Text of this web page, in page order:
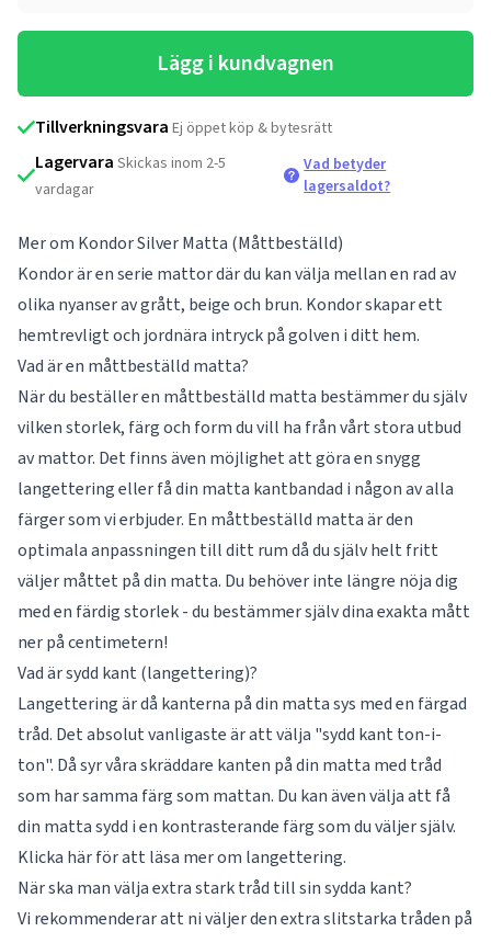
Lägg i kundvagnen
Tillverkningsvara Ej öppet köp & bytesrätt
Lagervara Skickas inom 2-5
vardagar
Vad betyder
lagersaldot?
Mer om Kondor Silver Matta (Måttbeställd)
Kondor är en serie mattor där du kan välja mellan en rad av
olika nyanser av grått, beige och brun. Kondor skapar ett
hemtrevligt och jordnära intryck på golven i ditt hem.
Vad är en måttbeställd matta?
När du beställer en måttbeställd matta bestämmer du själv
vilken storlek, färg och form du vill ha från vårt stora utbud
av mattor. Det finns även möjlighet att göra en snygg
langettering eller få din matta kantbandad i någon av alla
färger som vi erbjuder. En måttbeställd matta är den
optimala anpassningen till ditt rum då du själv helt fritt
väljer måttet på din matta. Du behöver inte längre nöja dig
med en färdig storlek - du bestämmer själv dina exakta mått
ner på centimetern!
Vad är sydd kant (langettering)?
Langettering är då kanterna på din matta sys med en färgad
tråd. Det absolut vanligaste är att välja "sydd kant ton-i-
ton". Då syr våra skräddare kanten på din matta med tråd
som har samma färg som mattan. Du kan även välja att få
din matta sydd i en kontrasterande färg som du väljer själv.
Klicka här för att läsa mer om langettering.
När ska man välja extra stark tråd till sin sydda kant?
Vi rekommenderar att ni väljer den extra slitstarka tråden på